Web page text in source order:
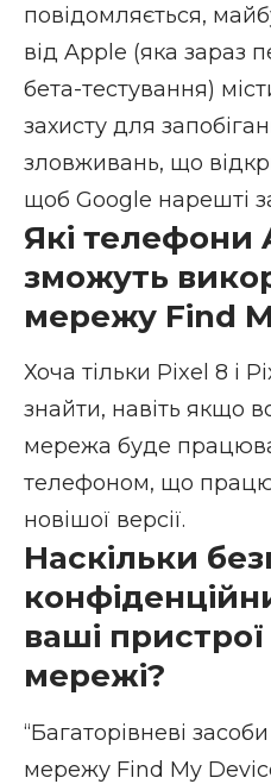
повідомляється,
від Apple (яка зараз
бета-тестування)
захисту для
зловживань, що
щоб Google нарешті
Які телефони
зможуть
мережу Find
Хоча тільки Pixel 8 і
знайти, навіть якщо
мережа буде
телефоном, що
новішої версії.
Наскільки
ваші пристрої
мережі?
“Багаторівневі
мережу Find My